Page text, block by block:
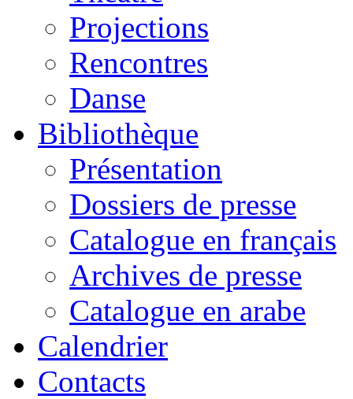
Projections
Rencontres
Danse
Bibliothèque
Présentation
Dossiers de presse
Catalogue en français
Archives de presse
Catalogue en arabe
Calendrier
Contacts